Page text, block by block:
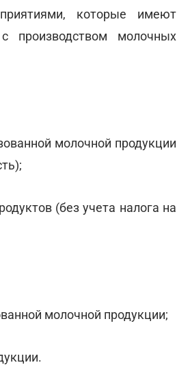
которые имеют
производством молочных
молочной продукции
(без учета налога на
молочной продукции;